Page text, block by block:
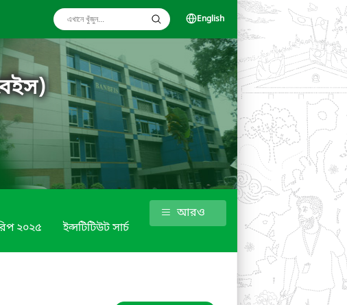
English
২০২৫ ইন্সটিটিউট সার্চ
আরও